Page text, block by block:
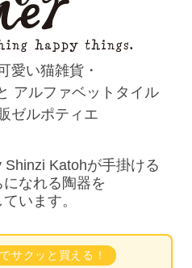
愛い猫雑貨・
アルファベットタイル
ゼルポティエ
Katohが手掛ける
なれる陶器を
います。
サクッと買える！